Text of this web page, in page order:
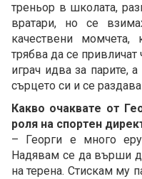
треньор в школата,
вратари, но се
качествени
трябва да се
играч идва за парите,
сърцето си и се
Какво очаквате от
роля на спортен
– Георги е много
Надявам се да върши
на терена. Стискам му